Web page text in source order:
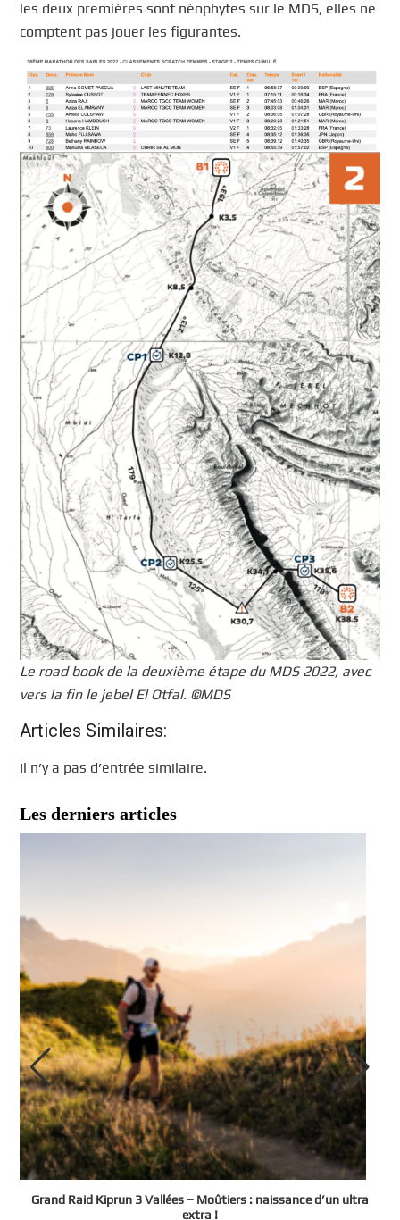
les deux premières sont néophytes sur le MDS, elles ne
comptent pas jouer les figurantes.
Le road book de la deuxième étape du MDS 2022, avec
vers la fin le jebel El Otfal. ©MDS
Articles Similaires:
Il n’y a pas d’entrée similaire.
Les derniers articles
Grand Raid Kiprun 3 Vallées – Moûtiers : naissance d’un ultra
extra !